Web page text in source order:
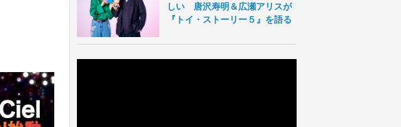
しい 唐沢寿明＆広瀬アリスが
『トイ・ストーリー５』を語る